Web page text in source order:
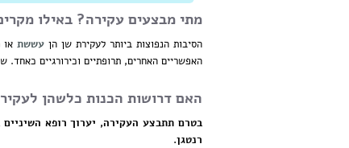
מתי מבצעים עקירה? באילו
הסיבות הנפוצות ביותר לעקירת שן הן עששתאו
האפשריים האחרים, תרופתיים וכירורגיים
האם דרושות הכנות כלשהן
בטרם תתבצע העקירה, יערוך רופא
רנטגן.